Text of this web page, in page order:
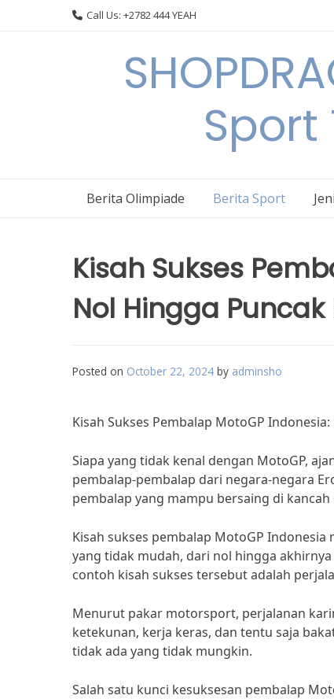
Call Us: +2782 444 YEAH
Berita Olimpiade Berita Sport
Kisah Sukses
Nol Hingga Puncak
Posted on October 22, 2024 by adminsho
Kisah Sukses Pembalap MotoGP
Siapa yang tidak kenal dengan MotoGP,
pembalap-pembalap dari negara-negara
pembalap yang mampu bersaing di
Kisah sukses pembalap MotoGP
yang tidak mudah, dari nol hingga
contoh kisah sukses tersebut adalah
Menurut pakar motorsport, perjalanan
ketekunan, kerja keras, dan tentu saja
tidak ada yang tidak mungkin.
Salah satu kunci kesuksesan pembalap